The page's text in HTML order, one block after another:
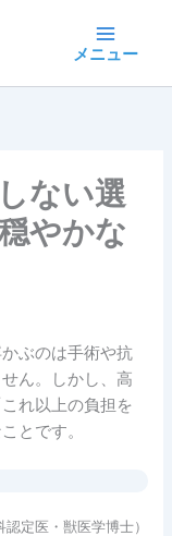
ない選
やかな
ぶのは手術や抗
ん。しかし、高
れ以上の負担を
とです。
定医・獣医学博士）